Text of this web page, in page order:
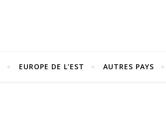
EUROPE DE L’EST AUTRES PAYS